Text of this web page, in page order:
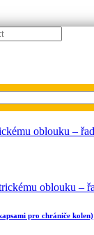
oblouku
pro chrániče kolen)